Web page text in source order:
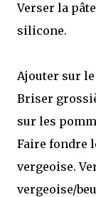
Verser la
silicone.
Ajouter sur
Briser
sur les
Faire fondre
vergeoise.
vergeoise/